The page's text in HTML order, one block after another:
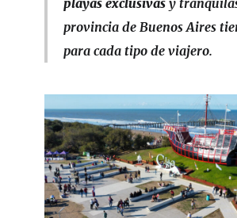
provincia de Buenos Aires
para cada tipo de viajero.